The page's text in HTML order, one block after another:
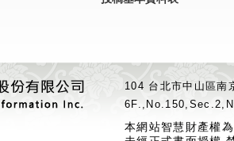
104 台北市中山區
本網站智慧財產權